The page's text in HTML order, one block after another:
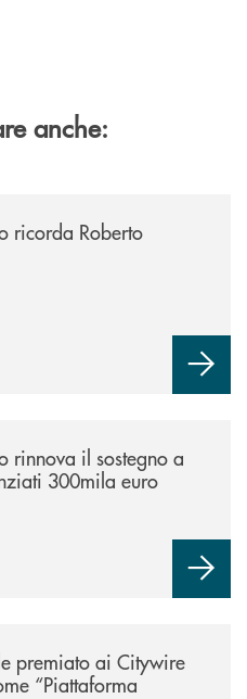
anche:
ricorda Roberto
rinnova il sostegno a
300mila euro
premiato ai Citywire
“Piattaforma